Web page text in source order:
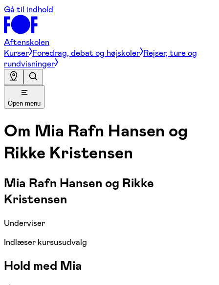
Gå til indhold
Aftenskolen
Kurser Foredrag, debat og højskoler Rejser, ture og
rundvisninger
Open menu
Om Mia Rafn Hansen og
Rikke Kristensen
Mia Rafn Hansen og Rikke
Kristensen
Underviser
Indlæser kursusudvalg
Hold med Mia